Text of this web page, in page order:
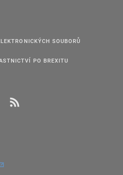
SOUBORŮ
PO BREXITU